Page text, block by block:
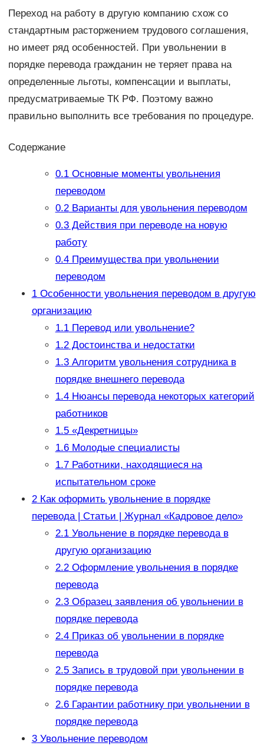
Переход на работу в другую компанию схож со
стандартным расторжением трудового соглашения,
но имеет ряд особенностей. При увольнении в
порядке перевода гражданин не теряет права на
определенные льготы, компенсации и выплаты,
предусматриваемые ТК РФ. Поэтому важно
правильно выполнить все требования по процедуре.
Содержание
0.1Основные моменты увольнения
переводом
0.2Варианты для увольнения переводом
0.3Действия при переводе на новую
работу
0.4Преимущества при увольнении
переводом
1Особенности увольнения переводом в другую
организацию
1.1Перевод или увольнение?
1.2Достоинства и недостатки
1.3Алгоритм увольнения сотрудника в
порядке внешнего перевода
1.4Нюансы перевода некоторых категорий
работников
1.5«Декретницы»
1.6Молодые специалисты
1.7Работники, находящиеся на
испытательном сроке
2Как оформить увольнение в порядке
перевода | Статьи | Журнал «Кадровое дело»
2.1Увольнение в порядке перевода в
другую организацию
2.2Оформление увольнения в порядке
перевода
2.3Образец заявления об увольнении в
порядке перевода
2.4Приказ об увольнении в порядке
перевода
2.5Запись в трудовой при увольнении в
порядке перевода
2.6Гарантии работнику при увольнении в
порядке перевода
3Увольнение переводом